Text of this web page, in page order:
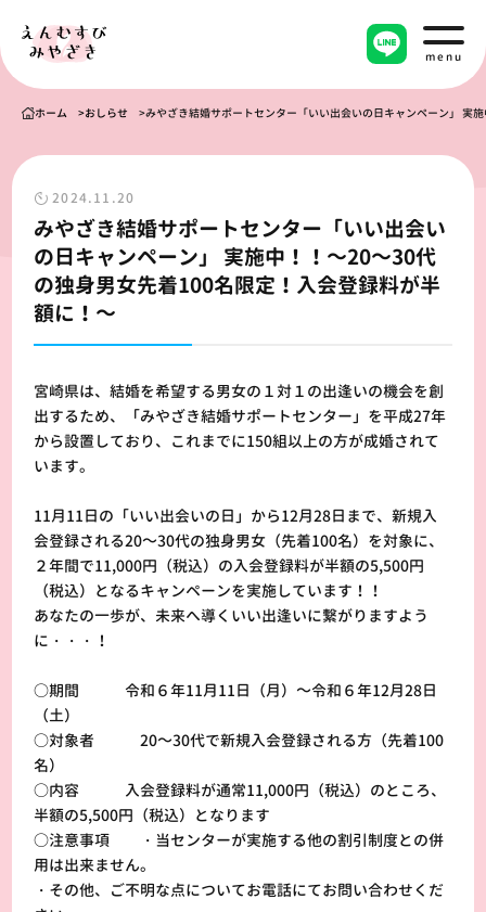
menu
ホーム おしらせ みやざき結婚サポートセンター「いい出会いの日キャンペーン」 実
2024.11.20
みやざき結婚サポートセンター「いい出会い
の日キャンペーン」 実施中！！～20～30代
の独身男女先着100名限定！入会登録料が半
額に！～
宮崎県は、結婚を希望する男女の１対１の出逢いの機会を創
出するため、「みやざき結婚サポートセンター」を平成27年
から設置しており、これまでに150組以上の方が成婚されて
います。
11月11日の「いい出会いの日」から12月28日まで、新規入
会登録される20～30代の独身男女（先着100名）を対象に、
２年間で11,000円（税込）の入会登録料が半額の5,500円
（税込）となるキャンペーンを実施しています！！
あなたの一歩が、未来へ導くいい出逢いに繋がりますよう
に・・・！
○期間 令和６年11月11日（月）～令和６年12月28日
（土）
○対象者 20～30代で新規入会登録される方（先着100
名）
○内容 入会登録料が通常11,000円（税込）のところ、
半額の5,500円（税込）となります
○注意事項 ・当センターが実施する他の割引制度との併
用は出来ません。
・その他、ご不明な点についてお電話にてお問い合わせくだ